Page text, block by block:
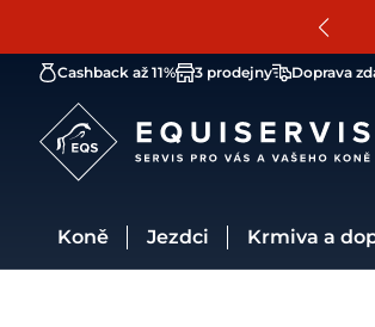
Cashback až 11% 3 prodejny Doprava
Koně Jezdci Krmiva a